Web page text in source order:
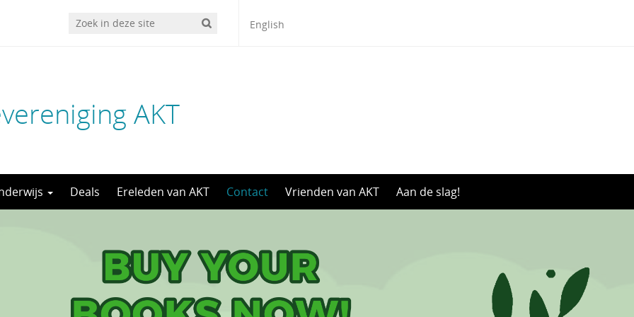
English
AKT
Deals Ereleden van AKT Contact Vrienden van AKT Aan de slag!